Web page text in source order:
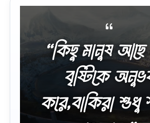
“কিছু মানুষ আছে
বৃষ্টিকে
করে,বাকিরা শুধু